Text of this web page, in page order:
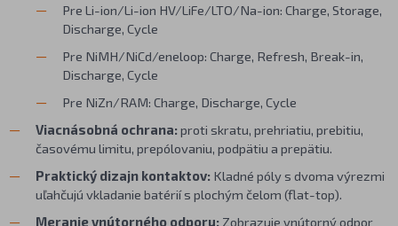
Pre Li-ion/Li-ion HV/LiFe/LTO/Na-ion: Charge, Storage,
Discharge, Cycle
Pre NiMH/NiCd/eneloop: Charge, Refresh, Break-in,
Discharge, Cycle
Pre NiZn/RAM: Charge, Discharge, Cycle
Viacnásobná ochrana:proti skratu, prehriatiu, prebitiu,
časovému limitu, prepólovaniu, podpätiu a prepätiu.
Praktický dizajn kontaktov: Kladné póly s dvoma výrezmi
uľahčujú vkladanie batérií s plochým čelom (flat-top).
Meranie vnútorného odporu: Zobrazuje vnútorný odpor